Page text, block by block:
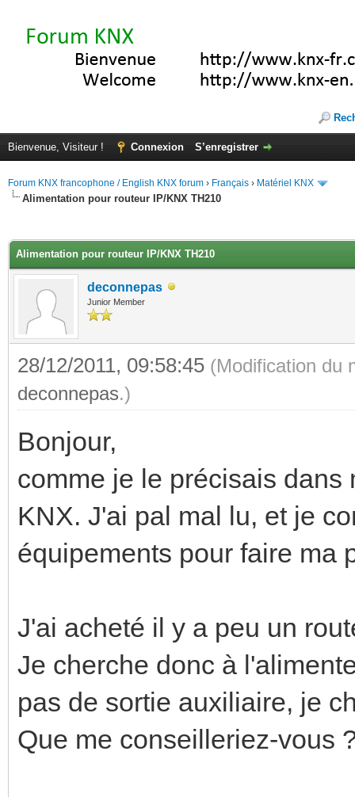
Bienvenue, Visiteur ! Connexion S’enregistrer
Forum KNX francophone / English KNX forum › Français › Matériel KNX
Alimentation pour routeur IP/KNX TH210
Alimentation pour routeur IP/KNX TH210
deconnepas
Junior Member
28/12/2011, 09:58:45 (Modification du
deconnepas.)
Bonjour,
comme je le précisais
KNX. J'ai pal mal lu, et je
équipements pour faire ma
J'ai acheté il y a peu un
Je cherche donc à
pas de sortie auxiliaire, je
Que me conseilleriez-vous